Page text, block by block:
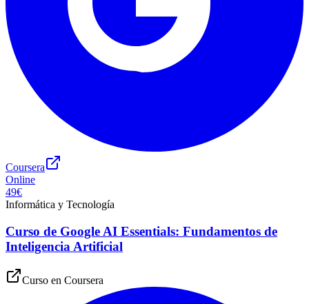
Coursera
Online
49€
Informática y Tecnología
Curso de Google AI Essentials: Fundamentos de
Inteligencia Artificial
Curso en Coursera